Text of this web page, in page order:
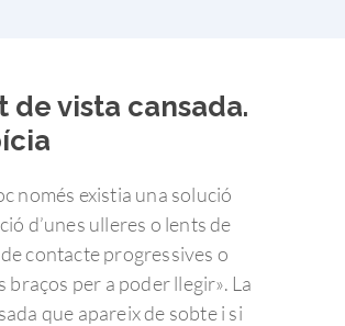
de vista cansada.
només existia una solució
d’unes ulleres o lents de
contacte progressives o
braços per a poder llegir». La
que apareix de sobte i si